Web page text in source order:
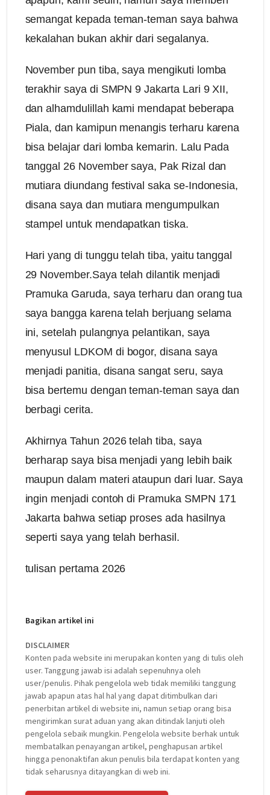
semangat kepada teman-teman saya bahwa
kekalahan bukan akhir dari segalanya.
November pun tiba, saya mengikuti lomba
terakhir saya di SMPN 9 Jakarta Lari 9 XII,
dan alhamdulillah kami mendapat beberapa
Piala, dan kamipun menangis terharu karena
bisa belajar dari lomba kemarin. Lalu Pada
tanggal 26 November saya, Pak Rizal dan
mutiara diundang festival saka se-Indonesia,
disana saya dan mutiara mengumpulkan
stampel untuk mendapatkan tiska.
Hari yang di tunggu telah tiba, yaitu tanggal
29 November.Saya telah dilantik menjadi
Pramuka Garuda, saya terharu dan orang tua
saya bangga karena telah berjuang selama
ini, setelah pulangnya pelantikan, saya
menyusul LDKOM di bogor, disana saya
menjadi panitia, disana sangat seru, saya
bisa bertemu dengan teman-teman saya dan
berbagi cerita.
Akhirnya Tahun 2026 telah tiba, saya
berharap saya bisa menjadi yang lebih baik
maupun dalam materi ataupun dari luar. Saya
ingin menjadi contoh di Pramuka SMPN 171
Jakarta bahwa setiap proses ada hasilnya
seperti saya yang telah berhasil.
tulisan pertama 2026
Bagikan artikel ini
DISCLAIMER
Konten pada website ini merupakan konten yang di tulis oleh
user. Tanggung jawab isi adalah sepenuhnya oleh
user/penulis. Pihak pengelola web tidak memiliki tanggung
jawab apapun atas hal hal yang dapat ditimbulkan dari
penerbitan artikel di website ini, namun setiap orang bisa
mengirimkan surat aduan yang akan ditindak lanjuti oleh
pengelola sebaik mungkin. Pengelola website berhak untuk
membatalkan penayangan artikel, penghapusan artikel
hingga penonaktifan akun penulis bila terdapat konten yang
tidak seharusnya ditayangkan di web ini.